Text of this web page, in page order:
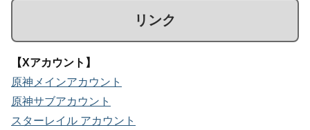
リンク
【Xアカウント】
原神メインアカウント
原神サブアカウント
スターレイル アカウント